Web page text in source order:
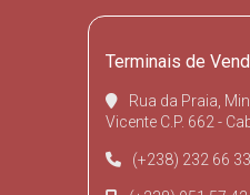
Terminais de
Rua da Praia,
Vicente C.P. 662 -
(+238) 232 66 33